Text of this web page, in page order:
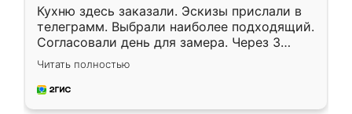
Кухню здесь заказали. Эскизы прислали в
телеграмм. Выбрали наиболее подходящий.
Согласовали день для замера. Через 3
недели кухня была уже готова. Остались
довольны работой. Спасибо Ренессанс
мебель за качественную работу!
Читать полностью